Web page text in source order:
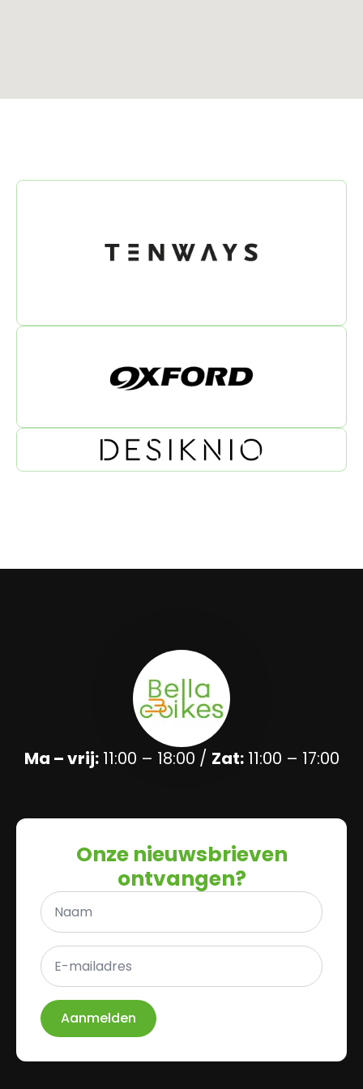
Ma – vrij:11:00 – 18:00 / Zat:11:00 – 17:00
Onze nieuwsbrieven
ontvangen?
Naam
E-
mailadres
*
Aanmelden